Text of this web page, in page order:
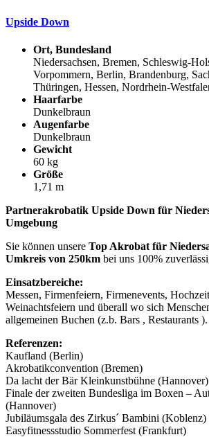
Upside Down
Ort, Bundesland
Niedersachsen, Bremen, Schleswig-
Vorpommern, Berlin, Brandenburg,
Thüringen, Hessen, Nordrhein-
Haarfarbe
Dunkelbraun
Augenfarbe
Dunkelbraun
Gewicht
60 kg
Größe
1,71 m
Partnerakrobatik Upside Down für
Umgebung
Sie können unsere Top Akrobat für
Umkreis von 250km bei uns 100%
Einsatzbereiche:
Messen, Firmenfeiern, Firmenevents,
Weinachtsfeiern und überall wo sich
allgemeinen Buchen (z.b. Bars , Restaurants ).
Referenzen:
Kaufland (Berlin)
Akrobatikconvention (Bremen)
Da lacht der Bär Kleinkunstbühne (Hannover)
Finale der zweiten Bundesliga im Boxen –
(Hannover)
Jubiläumsgala des Zirkus´ Bambini (Koblenz)
Easyfitnessstudio Sommerfest (Frankfurt)